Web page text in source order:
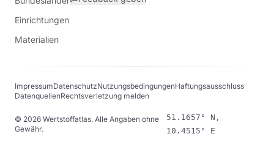
Einrichtungen
Materialien
ImpressumDatenschutzNutzungsbedingungenHaftungsausschluss
DatenquellenRechtsverletzung melden
© 2026 Wertstoffatlas. Alle Angaben ohne
Gewähr.
51.1657° N,
10.4515° E